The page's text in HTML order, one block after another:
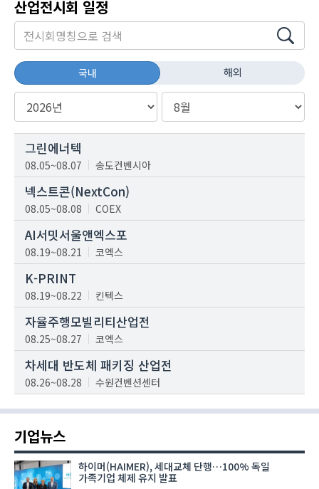
산업전시회 일정
국내 해외
그린에너텍
08.05~08.07 송도컨벤시아
넥스트콘(NextCon)
08.05~08.08 COEX
AI서밋서울앤엑스포
08.19~08.21 코엑스
K-PRINT
08.19~08.22 킨텍스
자율주행모빌리티산업전
08.25~08.27 코엑스
차세대 반도체 패키징 산업전
08.26~08.28 수원컨벤션센터
기업뉴스
하이머(HAIMER), 세대교체 단행…100% 독일
가족기업 체제 유지 발표